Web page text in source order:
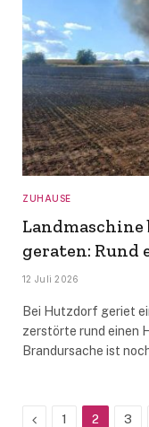
ZUHAUSE
geraten: Rund
12 Juli 2026
Bei Hutzdorf geriet
zerstörte rund einen
Brandursache ist
Previous
1 2 3